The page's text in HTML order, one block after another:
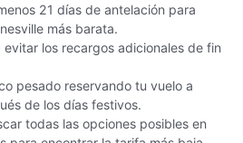
21 días de antelación para
más barata.
los recargos adicionales de fin
pesado reservando tu vuelo a
de los días festivos.
todas las opciones posibles en